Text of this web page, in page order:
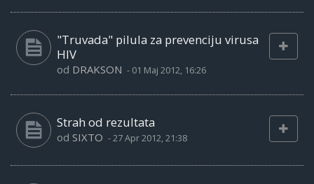
"Truvada" pilula za prevenciju virusa
HIV
od DRAKSON - 01 Maj 2012, 16:26
Strah od rezultata
od SIXTO -27 Apr 2012, 21:38